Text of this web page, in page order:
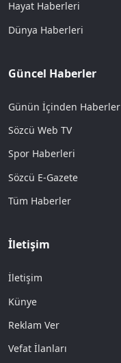
Hayat Haberleri
Dünya Haberleri
Güncel Haberler
Günün İçinden Haberler
Sözcü Web TV
Spor Haberleri
Sözcü E-Gazete
Tüm Haberler
İletişim
İletişim
Künye
Reklam Ver
Vefat İlanları